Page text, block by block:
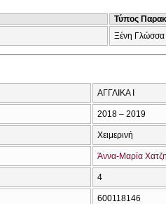
Τύπος
Ξένη Γλώσσα
ΑΓΓΛΙΚΑ Ι
2018 – 2019
Χειμερινή
Άννα-Μαρία
4
600118146